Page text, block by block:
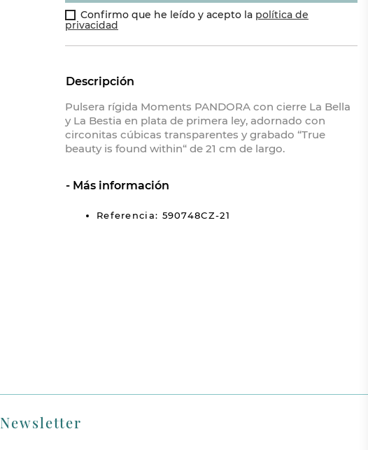
Confirmo que he leído y acepto la política de
privacidad
Descripción
Pulsera rígida Moments PANDORA con cierre La Bella
y La Bestia en plata de primera ley, adornado con
circonitas cúbicas transparentes y grabado “True
beauty is found within“ de 21 cm de largo.
Más información
Referencia: 590748CZ-21
Newsletter